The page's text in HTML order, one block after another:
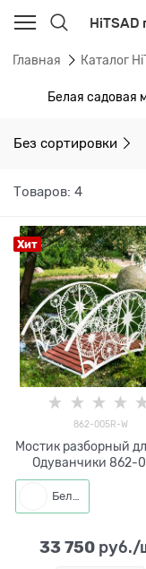
HiTSAD
Главная Каталог
Белая садовая
Без сортировки
Товаров: 4
Хит
862-005R-W
Мостик разборный
Одуванчики 862-
металл и ДПК
Белый
33 750 руб./